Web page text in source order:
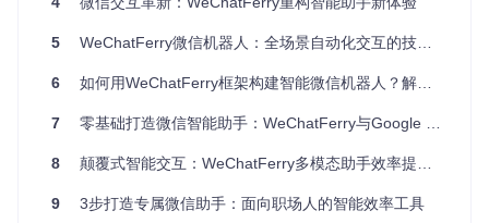
等多种条件，设置灵活的自动回复规则。
联系人与群组管理功能让你能够轻松获取好友列表、群组信
或社群管理工具尤为重要，你可以根据不同的联系人标签，提
XML、表情包等多种格式的内容。结合Google Gemini的多模
态理解能力，你可以实现图片内容分析、语音转文字、表情包
识别等高级功能，让微信交互更加丰富多彩。
5 WeChatFerry微信机器人：全场景自动化交互的技术革新
6 如何用WeChatFerry框架构建智能微信机器人？解锁自动化交互新体验
7 零基础打造微信智能助手：WeChatFerry与Google Gemini的颠覆式集成方案
8 颠覆式智能交互：WeChatFerry多模态助手效率提升全攻略
9 3步打造专属微信助手：面向职场人的智能效率工具